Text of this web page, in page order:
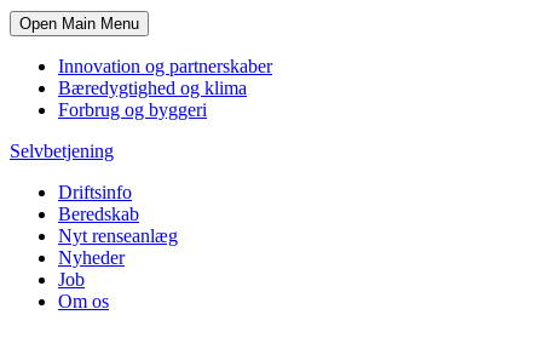
Open Main Menu
Innovation og partnerskaber
Bæredygtighed og klima
Forbrug og byggeri
Selvbetjening
Driftsinfo
Beredskab
Nyt renseanlæg
Nyheder
Job
Om os